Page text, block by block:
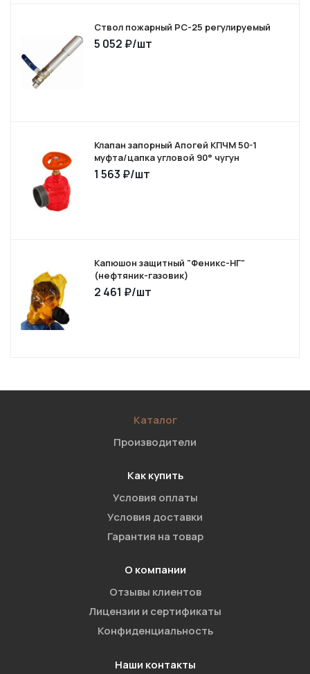
Ствол пожарный РС-25 регулируемый
5 052 ₽/шт
Клапан запорный Апогей КПЧМ 50-1
муфта/цапка угловой 90° чугун
1 563 ₽/шт
Капюшон защитный "Феникс-НГ"
(нефтяник-газовик)
2 461 ₽/шт
Каталог
Производители
Как купить
Условия оплаты
Условия доставки
Гарантия на товар
О компании
Отзывы клиентов
Лицензии и сертификаты
Конфиденциальность
Наши контакты